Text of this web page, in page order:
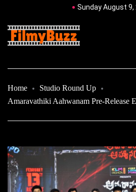
Sunday August 9,
Home
Studio Round Up
Amaravathiki Aahwanam Pre-Release